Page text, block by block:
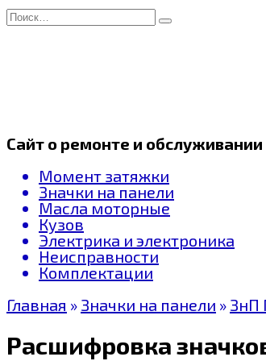
Перейти
к
Search
for:
Сайт о ремонте и
Момент затяжки
Значки на панели
Масла моторные
Кузов
Электрика и электроника
Неисправности
Комплектации
Главная » Значки на панели » ЗнП
Расшифровка